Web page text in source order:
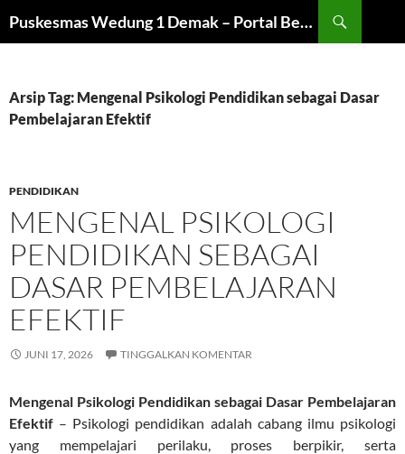
ke
Puskesmas Wedung 1 Demak – Portal Beasiswa dan Universitas
Arsip Tag: Mengenal Psikologi Pendidikan sebagai Dasar
Pembelajaran Efektif
PENDIDIKAN
MENGENAL PSIKOLOGI
PENDIDIKAN SEBAGAI
DASAR PEMBELAJARAN
EFEKTIF
JUNI 17, 2026 TINGGALKAN KOMENTAR
Mengenal Psikologi Pendidikan sebagai Dasar Pembelajaran
Efektif – Psikologi pendidikan adalah cabang ilmu psikologi
yang mempelajari perilaku, proses berpikir, serta